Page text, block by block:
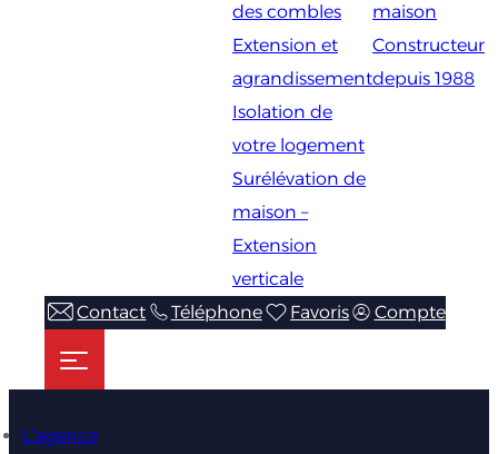
des combles
Extension et
agrandissement
Isolation de
votre logement
Surélévation de
maison –
Extension
verticale
maison
Constructeur
depuis 1988
Contact Téléphone Favoris Compte
L’agence